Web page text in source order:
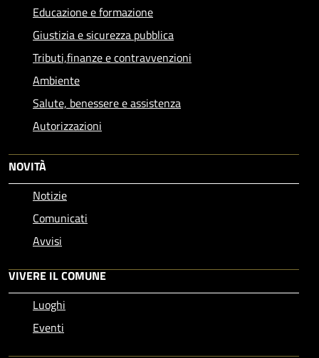
Educazione e formazione
Giustizia e sicurezza pubblica
Tributi,finanze e contravvenzioni
Ambiente
Salute, benessere e assistenza
Autorizzazioni
NOVITÀ
Notizie
Comunicati
Avvisi
VIVERE IL COMUNE
Luoghi
Eventi